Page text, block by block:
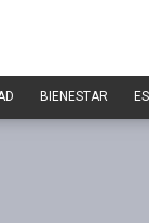
BIENESTAR